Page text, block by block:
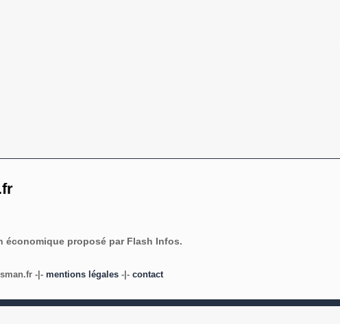
proposé par Flash Infos.
-|- mentions légales -|- contact